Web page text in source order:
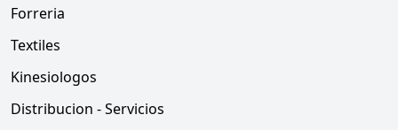
Forreria
Textiles
Kinesiologos
Distribucion - Servicios